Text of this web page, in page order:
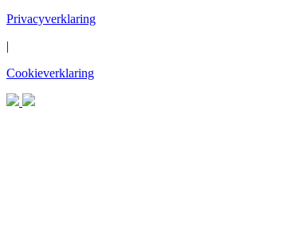
Privacyverklaring
|
Cookieverklaring